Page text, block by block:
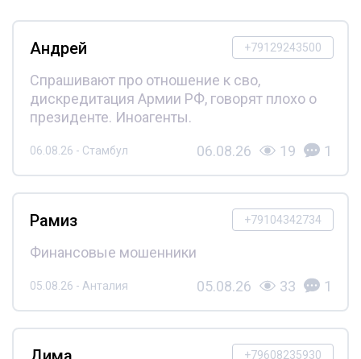
+79129243500
Андрей
Спрашивают про отношение к сво,
дискредитация Армии РФ, говорят плохо о
президенте. Иноагенты.
06.08.26 - Стамбул 06.08.26 19 1
+79104342734
Рамиз
Финансовые мошенники
05.08.26 - Анталия 05.08.26 33 1
+79608235930